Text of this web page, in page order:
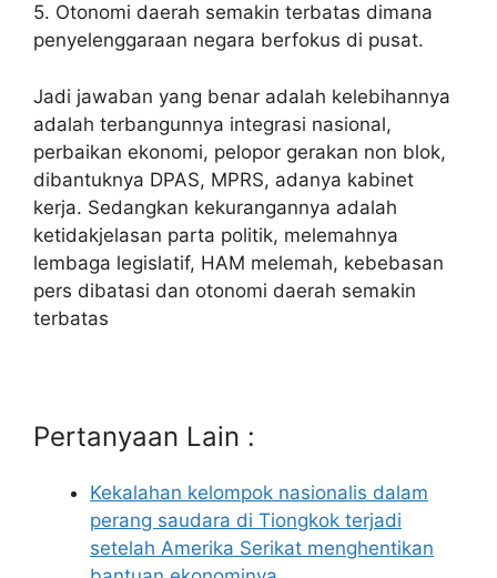
5. Otonomi daerah semakin terbatas dimana
penyelenggaraan negara berfokus di pusat.
Jadi jawaban yang benar adalah kelebihannya
adalah terbangunnya integrasi nasional,
perbaikan ekonomi, pelopor gerakan non blok,
dibantuknya DPAS, MPRS, adanya kabinet
kerja. Sedangkan kekurangannya adalah
ketidakjelasan parta politik, melemahnya
lembaga legislatif, HAM melemah, kebebasan
pers dibatasi dan otonomi daerah semakin
terbatas
Pertanyaan Lain :
Kekalahan kelompok nasionalis dalam
perang saudara di Tiongkok terjadi
setelah Amerika Serikat menghentikan